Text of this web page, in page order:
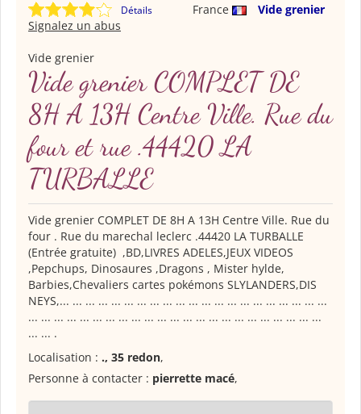
Détails France
Vide grenier
Signalez un abus
Vide grenier
Vide grenier COMPLET DE
8H A 13H Centre Ville. Rue du
four et rue .44420 LA
TURBALLE
Vide grenier COMPLET DE 8H A 13H Centre Ville. Rue du
four . Rue du marechal leclerc .44420 LA TURBALLE
(Entrée gratuite) ,BD,LIVRES ADELES,JEUX VIDEOS
,Pepchups, Dinosaures ,Dragons , Mister hylde,
Barbies,Chevaliers cartes pokémons SLYLANDERS,DIS
NEYS,... ... ... ... ... ... ... ... ... ... ... ... ... ... ... ... ... ... ... ... ...
... ... ... ... ... ... ... ... ... ... ... ... ... ... ... ... ... ... ... ... ... ... ...
... ... .
Localisation : ., 35 redon,
Personne à contacter : pierrette macé,